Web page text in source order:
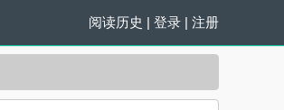
阅读历史 | 登录 | 注册